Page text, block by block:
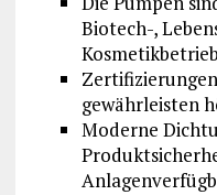
Biotech-,
gewährleisten
Moderne